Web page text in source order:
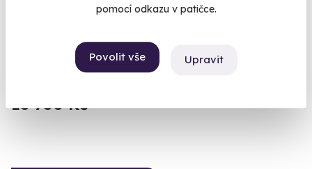
pomocí odkazu v patičce.
Povolit vše Upravit
Plavba na luxusní jachtě s neomezenou
Oslava pod širým nebem, na vlnách, se sklenkou v ruce.
15 750 Kč